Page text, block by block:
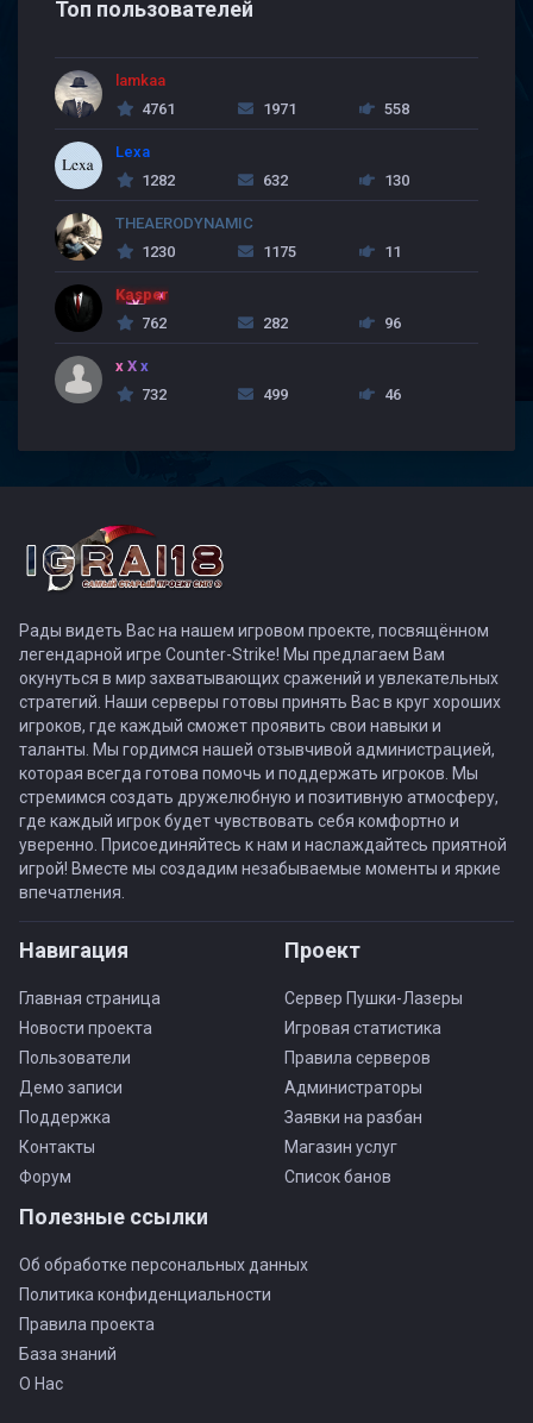
Топ пользователей
lamkaa
4761
1971 558
Lexa
1282
632 130
THEAERODYNAMIC
1230
1175 11
Kasper
762
282 96
x X x
732
499 46
Рады видеть Вас на нашем игровом проекте, посвящённом
легендарной игре Counter-Strike! Мы предлагаем Вам
окунуться в мир захватывающих сражений и увлекательных
стратегий. Наши серверы готовы принять Вас в круг хороших
игроков, где каждый сможет проявить свои навыки и
таланты. Мы гордимся нашей отзывчивой администрацией,
которая всегда готова помочь и поддержать игроков. Мы
стремимся создать дружелюбную и позитивную атмосферу,
где каждый игрок будет чувствовать себя комфортно и
уверенно. Присоединяйтесь к нам и наслаждайтесь приятной
игрой! Вместе мы создадим незабываемые моменты и яркие
впечатления.
Навигация
Главная страница
Новости проекта
Пользователи
Демо записи
Поддержка
Контакты
Форум
Проект
Сервер Пушки-Лазеры
Игровая статистика
Правила серверов
Администраторы
Заявки на разбан
Магазин услуг
Список банов
Полезные ссылки
Об обработке персональных данных
Политика конфиденциальности
Правила проекта
База знаний
О Нас